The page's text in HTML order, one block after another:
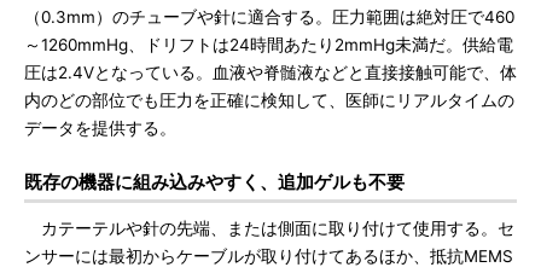
（0.3mm）のチューブや針に適合する。圧力範囲は絶対圧で460
～1260mmHg、ドリフトは24時間あたり2mmHg未満だ。供給電
圧は2.4Vとなっている。血液や脊髄液などと直接接触可能で、体
内のどの部位でも圧力を正確に検知して、医師にリアルタイムの
データを提供する。
既存の機器に組み込みやすく、追加ゲルも不要
カテーテルや針の先端、または側面に取り付けて使用する。セ
ンサーには最初からケーブルが取り付けてあるほか、抵抗MEMS